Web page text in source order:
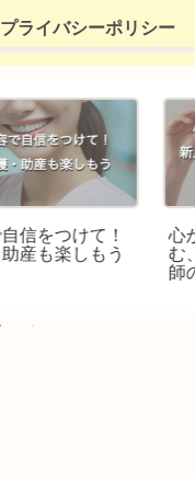
プライバシーポリシー
心がしんどいときに読
む、新人看護師・助産
師のためのメンタルケ